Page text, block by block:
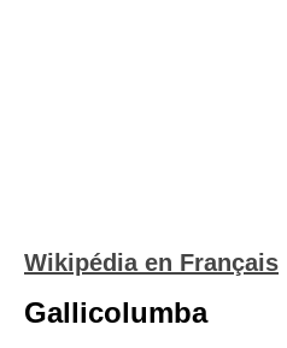
Wikipédia en Français
Gallicolumba